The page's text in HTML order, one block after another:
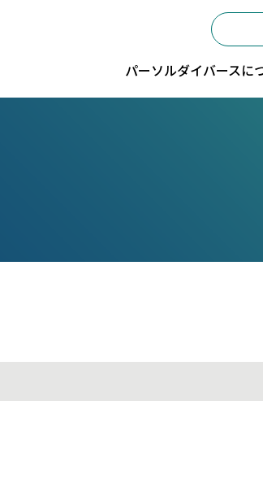
パーソルダイバースに